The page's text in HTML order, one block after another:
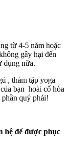
từ 4-5 năm hoặc
gây hại đến
dụng nữa.
, thảm tập yoga
bạn hoài cổ hòa
quý phái!
hệ để được phục